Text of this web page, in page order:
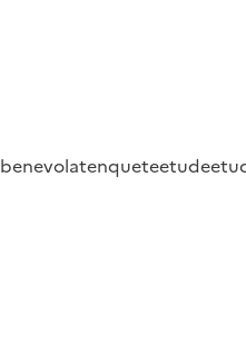
benevolatenqueteetude